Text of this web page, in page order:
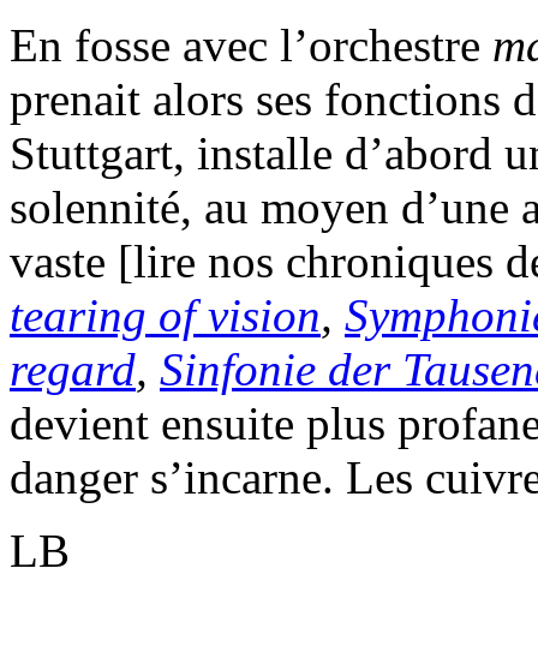
En fosse avec l’orchestre
prenait alors ses fonctions
Stuttgart, installe d’abord
solennité, au moyen d’une
vaste [lire nos chroniques
tearing of vision,
regard, Sinfonie der
devient ensuite plus
danger s’incarne. Les
LB